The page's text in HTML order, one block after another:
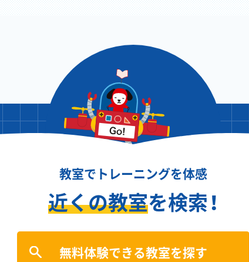
教室でトレーニングを体感
近くの教室を検索！
無料体験できる教室を探す